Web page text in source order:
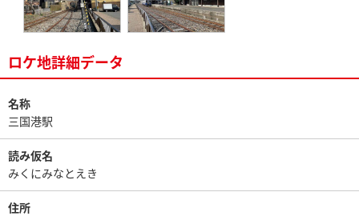
ロケ地詳細データ
名称
三国港駅
読み仮名
みくにみなとえき
住所